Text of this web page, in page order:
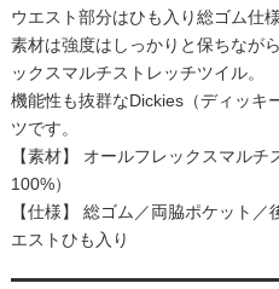
ウエスト部分はひも入り総ゴム仕
素材は強度はしっかりと保ちなが
ックスマルチストレッチツイル。
機能性も抜群なDickies（ディッキ
ツです。
【素材】 オールフレックスマル
100%）
【仕様】 総ゴム／両脇ポケット
エストひも入り